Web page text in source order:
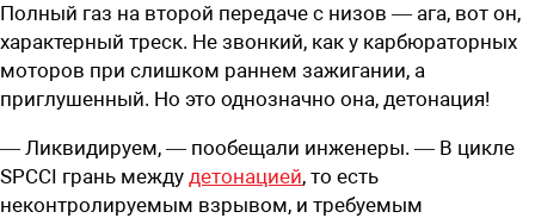
Полный газ на второй передаче с низов — ага, вот он,
характерный треск. Не звонкий, как у карбюраторных
моторов при слишком раннем зажигании, а
приглушенный. Но это однозначно она, детонация!
— Ликвидируем, — пообещали инженеры. — В цикле
SPСCI грань между детонацией, то есть
неконтролируемым взрывом, и требуемым